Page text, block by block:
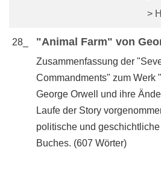
>
28_ "Animal Farm" von
Zusammenfassung der
Commandments" zum Werk
George Orwell und ihre
Laufe der Story
politische und
Buches. (607 Wörter)